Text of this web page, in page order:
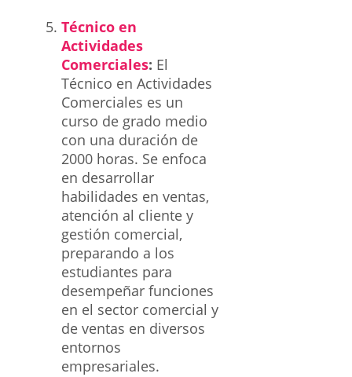
Técnico en
Actividades
Comerciales: El
Técnico en Actividades
Comerciales es un
curso de grado medio
con una duración de
2000 horas. Se enfoca
en desarrollar
habilidades en ventas,
atención al cliente y
gestión comercial,
preparando a los
estudiantes para
desempeñar funciones
en el sector comercial y
de ventas en diversos
entornos
empresariales.